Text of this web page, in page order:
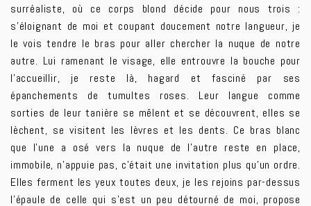
surréaliste, où ce corps blond décide pour nous trois :
s’éloignant de moi et coupant doucement notre langueur, je
le vois tendre le bras pour aller chercher la nuque de notre
autre. Lui ramenant le visage, elle entrouvre la bouche pour
l’accueillir, je reste là, hagard et fasciné par ses
épanchements de tumultes roses. Leur langue comme
sorties de leur tanière se mêlent et se découvrent, elles se
lèchent, se visitent les lèvres et les dents. Ce bras blanc
que l’une a osé vers la nuque de l’autre reste en place,
immobile, n’appuie pas, c’était une invitation plus qu’un ordre.
Elles ferment les yeux toutes deux, je les rejoins par-dessus
l’épaule de celle qui s’est un peu détourné de moi, propose